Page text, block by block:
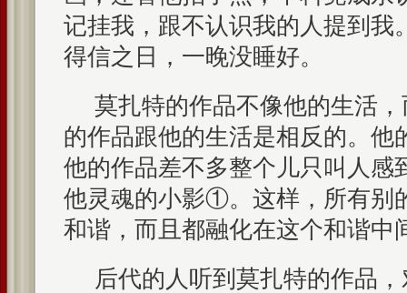
记挂我，跟不认识我的人提到我
得信之日，一晚没睡好。
莫扎特的作品不像他的生活
的作品跟他的生活是相反的。他
他的作品差不多整个儿只叫人感
他灵魂的小影①。这样，所有别
和谐，而且都融化在这个和谐中
后代的人听到莫扎特的作品